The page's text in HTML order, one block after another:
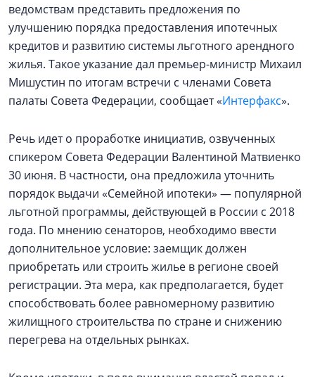
ведомствам представить предложения по
улучшению порядка предоставления ипотечных
кредитов и развитию системы льготного арендного
жилья. Такое указание дал премьер-министр Михаил
Мишустин по итогам встречи с членами Совета
палаты Совета Федерации, сообщает «Интерфакс».
Речь идет о проработке инициатив, озвученных
спикером Совета Федерации Валентиной Матвиенко
30 июня. В частности, она предложила уточнить
порядок выдачи «Семейной ипотеки» — популярной
льготной программы, действующей в России с 2018
года. По мнению сенаторов, необходимо ввести
дополнительное условие: заемщик должен
приобретать или строить жилье в регионе своей
регистрации. Эта мера, как предполагается, будет
способствовать более равномерному развитию
жилищного строительства по стране и снижению
перегрева на отдельных рынках.